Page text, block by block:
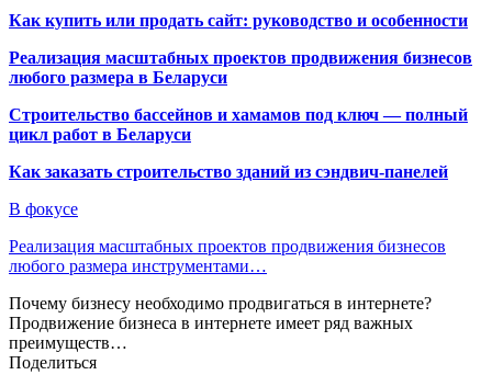
Как купить или продать сайт: руководство и особенности
Реализация масштабных проектов продвижения бизнесов
любого размера в Беларуси
Строительство бассейнов и хамамов под ключ — полный
цикл работ в Беларуси
Как заказать строительство зданий из сэндвич-панелей
В фокусе
Реализация масштабных проектов продвижения бизнесов
любого размера инструментами…
Почему бизнесу необходимо продвигаться в интернете?
Продвижение бизнеса в интернете имеет ряд важных
преимуществ…
Поделиться